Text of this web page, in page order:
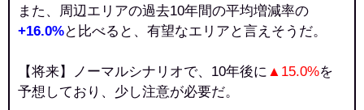
また、周辺エリアの過去10年間の平均増減率の
+16.0%と比べると、有望なエリアと言えそうだ。
【将来】ノーマルシナリオで、10年後に ▲15.0%を
予想しており、少し注意が必要だ。